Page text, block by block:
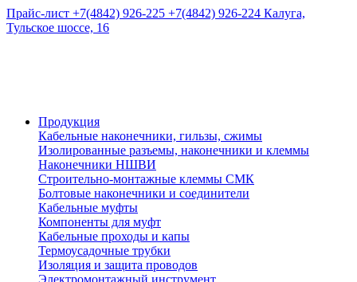
Прайс-лист +7(4842) 926-225 +7(4842) 926-224 Калуга,
Тульское шоссе, 16
Продукция
Кабельные наконечники, гильзы, сжимы
Изолированные разъемы, наконечники и клеммы
Наконечники НШВИ
Строительно-монтажные клеммы СМК
Болтовые наконечники и соединители
Кабельные муфты
Компоненты для муфт
Кабельные проходы и капы
Термоусадочные трубки
Изоляция и защита проводов
Электромонтажный инструмент